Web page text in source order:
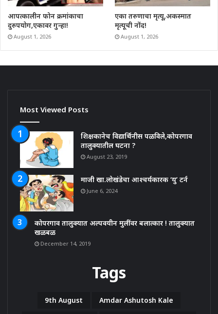
आपत्कालीन फोन क्रमांकाचा
दुरुपयोग,एकावर गुन्हा!
August 1, 2026
एका तरुणाचा मृत्यू,अकस्मात
मृत्यूची नोंद!
August 1, 2026
Most Viewed Posts
शिक्षकानेच विद्यार्थिनीस पळविले,कोपरगाव
तालुक्यातील घटना ?
August 23, 2019
माजी खा.लोखंडेचा आश्चर्यकारक ‘यु’ टर्न
June 6, 2024
कोपरगाव तालुक्यात अल्पवयीन मुलींवर बलात्कार ! तालुक्यात
खळबळ
December 14, 2019
Tags
9th August Amdar Ashutosh Kale